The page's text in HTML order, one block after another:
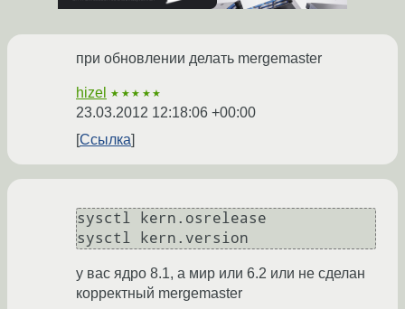
при обновлении делать mergemaster
hizel ★★★★★
23.03.2012 12:18:06 +00:00
Ссылка
sysctl kern.osrelease
у вас ядро 8.1, а мир или 6.2 или не сделан
корректный mergemaster